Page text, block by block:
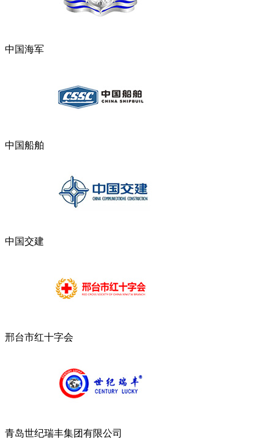
中国海军
中国船舶
中国交建
邢台市红十字会
青岛世纪瑞丰集团有限公司